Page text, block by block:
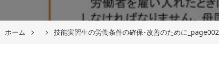
ホーム 技能実習生の労働条件の確保･改善のために_page002